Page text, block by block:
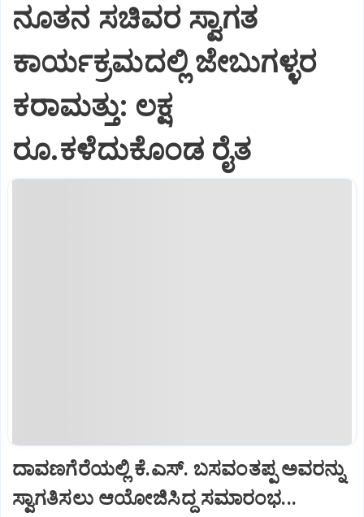
ನೂತನ ಸಚಿವರ ಸ್ವಾಗತ
ಕಾರ್ಯಕ್ರಮದಲ್ಲಿ ಜೇಬುಗಳ್ಳರ
ಕರಾಮತ್ತು: ಲಕ್ಷ
ರೂ.ಕಳೆದುಕೊಂಡ ರೈತ
ದಾವಣಗೆರೆಯಲ್ಲಿ ಕೆ.ಎಸ್. ಬಸವಂತಪ್ಪ ಅವರನ್ನು
ಸ್ವಾಗತಿಸಲು ಆಯೋಜಿಸಿದ್ದ ಸಮಾರಂಭ...